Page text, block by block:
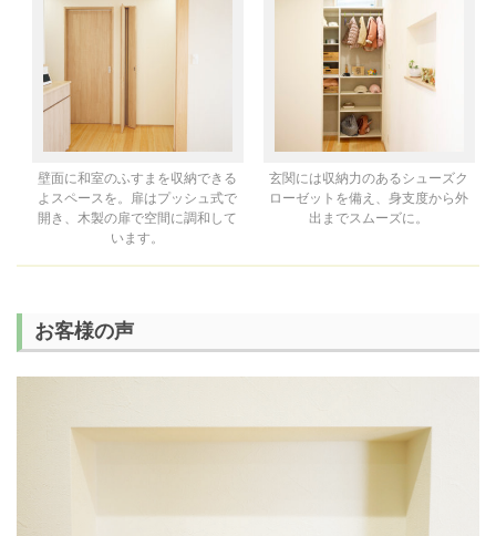
壁面に和室のふすまを収納できる
よスペースを。扉はプッシュ式で
開き、木製の扉で空間に調和して
います。
玄関には収納力のあるシューズク
ローゼットを備え、身支度から外
出までスムーズに。
お客様の声